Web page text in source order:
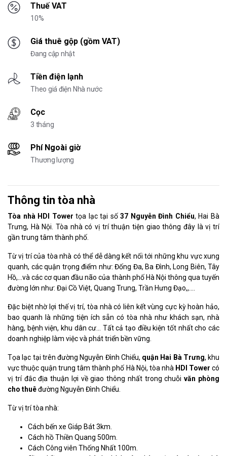
Thuế VAT
10%
Giá thuê gộp (gồm VAT)
Đang cập nhật
Tiền điện lạnh
Theo giá điện Nhà nước
Cọc
3 tháng
Phí Ngoài giờ
Thương lượng
Thông tin tòa nhà
Tòa nhà HDI Towertọa lạc tại số37 Nguyễn Đình Chiểu, Hai Bà
Trưng, Hà Nội. Tòa nhà có vị trí thuận tiện giao thông đây là vị trí
gần trung tâm thành phố.
Từ vị trí của tòa nhà có thể dễ dàng kết nối tới những khu vực xung
quanh, các quận trọng điểm như: Đống Đa, Ba Đình, Long Biên, Tây
Hồ,…và các cơ quan đầu não của thành phố Hà Nội thông qua tuyến
đường lớn như: Đại Cồ Việt, Quang Trung, Trần Hưng Đạo,,….
Đặc biệt nhờ lợi thế vị trí, tòa nhà có liên kết vùng cực kỳ hoàn hảo,
bao quanh là những tiện ích sẵn có tòa nhà như khách sạn, nhà
hàng, bệnh viện, khu dân cư… Tất cả tạo điều kiện tốt nhất cho các
doanh nghiệp làm việc và phát triển bền vững.
Tọa lạc tại trên đường Nguyễn Đình Chiểu, quận Hai Bà Trưng, khu
vực thuộc quận trung tâm thành phố Hà Nội, tòa nhà HDI Tower có
vị trí đắc địa thuận lợi về giao thông nhất trong chuỗivăn phòng
cho thuêđường Nguyễn Đình Chiểu.
Từ vị trí tòa nhà:
Cách bến xe Giáp Bát 3km.
Cách hồ Thiền Quang 500m.
Cách Công viên Thống Nhất 100m.